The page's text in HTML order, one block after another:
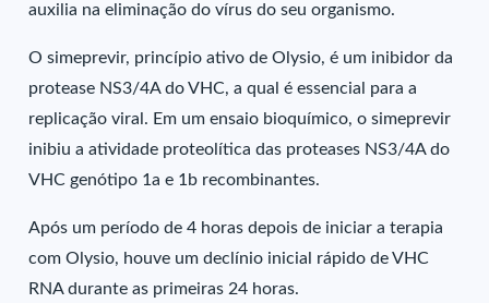
auxilia na eliminação do vírus do seu organismo.
O simeprevir, princípio ativo de Olysio, é um inibidor da
protease NS3/4A do VHC, a qual é essencial para a
replicação viral. Em um ensaio bioquímico, o simeprevir
inibiu a atividade proteolítica das proteases NS3/4A do
VHC genótipo 1a e 1b recombinantes.
Após um período de 4 horas depois de iniciar a terapia
com Olysio, houve um declínio inicial rápido de VHC
RNA durante as primeiras 24 horas.